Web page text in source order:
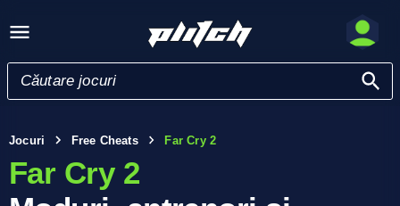
Jocuri Free Cheats Far Cry 2
Far Cry 2